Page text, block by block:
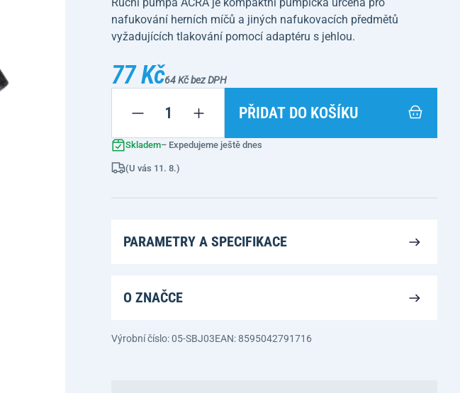
nafukování herních míčů a jiných nafukovacích předmětů
vyžadujících tlakování pomocí adaptéru s jehlou.
77 Kč64 Kč bez DPH
PŘIDAT DO KOŠÍKU
Skladem– Expedujeme ještě dnes
(U vás 11. 8.)
PARAMETRY A SPECIFIKACE
O ZNAČCE
Výrobní číslo: 05-SBJ03EAN: 8595042791716